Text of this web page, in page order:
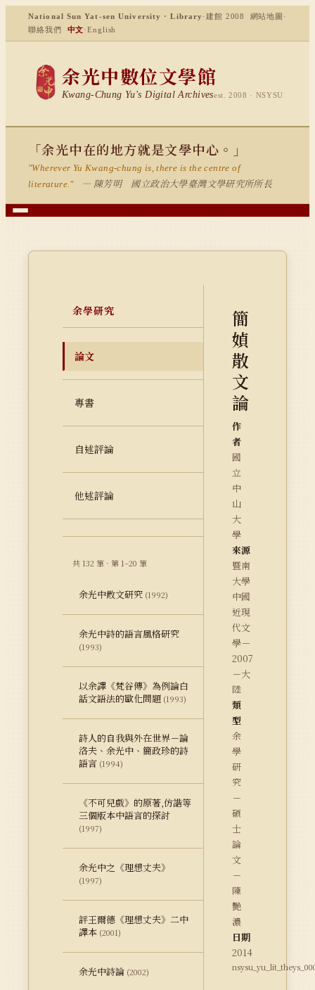
National Sun Yat-sen University · Library ·建館 2008 網站地圖 ·
聯絡我們
中文·English
余光中數位文學館
Kwang-Chung Yu's Digital Archivesest. 2008 · NSYSU
「余光中在的地方就是文學中心。」
"Wherever Yu Kwang-chung is, there is the centre of
literature."
— 陳芳明 國立政治大學臺灣文學研究所所長
余學研究
論文
專書
自述評論
他述評論
共 132 筆 · 第 1–20 筆
余光中散文研究 (1992)
余光中詩的語言風格研究
(1993)
以余譯《梵谷傳》為例論白
話文語法的歐化問題 (1993)
詩人的自我與外在世界－論
洛夫、余光中、簡政珍的詩
語言 (1994)
《不可兒戲》的原著,仿諧等
三個版本中語言的探討
(1997)
余光中之《理想丈夫》
(1997)
評王爾德《理想丈夫》二中
譯本 (2001)
余光中詩論 (2002)
簡
媜
散
文
論
作
者
國
立
中
山
大
學
來源
暨南
大學
中國
近現
代文
學－
2007
－大
陸
類
型
余
學
研
究
－
碩
士
論
文
－
陳
艷
濃
日期
2014